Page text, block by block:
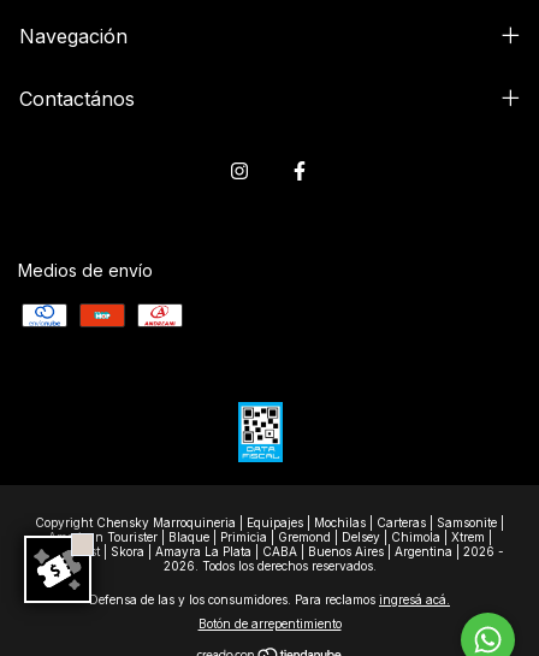
Navegación
Contactános
Medios de envío
Copyright Chensky Marroquineria | Equipajes | Mochilas | Carteras | Samsonite |
American Tourister | Blaque | Primicia | Gremond | Delsey | Chimola | Xtrem |
Wanderlast | Skora | Amayra La Plata | CABA | Buenos Aires | Argentina | 2026 -
2026. Todos los derechos reservados.
Defensa de las y los consumidores. Para reclamos ingresá acá.
Botón de arrepentimiento